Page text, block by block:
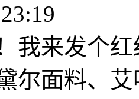
我来发个
尔面料、